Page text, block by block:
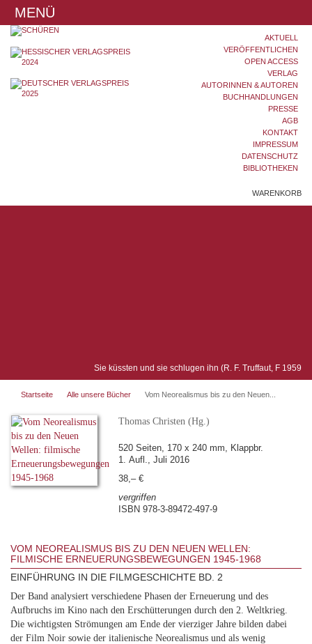
MENÜ
AKTUELL
VERÖFFENTLICHEN
OPEN ACCESS
VERLAG
AUTORINNEN & AUTOREN
BUCHHANDLUNGEN
PRESSE
AGB
KONTAKT
IMPRESSUM
DATENSCHUTZ
BIBLIOTHEKEN
WARENKORB
Sie küssten und sie schlugen ihn (R. F. Truffaut, F 1959
Startseite Alle unsere Bücher Vom Neorealismus bis zu den Neuen...
Thomas Christen (Hg.)
520 Seiten, 170 x 240 mm, Klappbr.
1. Aufl., Juli 2016
38,– €
vergriffen
ISBN 978-3-89472-497-9
VOM NEOREALISMUS BIS ZU DEN NEUEN WELLEN:
FILMISCHE ERNEUERUNGSBEWEGUNGEN 1945-1968
EINFÜHRUNG IN DIE FILMGESCHICHTE BD. 2
Der Band analysiert verschiedene Phasen der Erneuerung und des
Aufbruchs im Kino nach den Erschütterungen durch den 2. Weltkrieg.
Die wichtigsten Strömungen am Ende der vierziger Jahre bilden dabei
der Film Noir sowie der italienische Neorealismus und als wenig